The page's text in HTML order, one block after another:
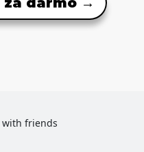
with friends